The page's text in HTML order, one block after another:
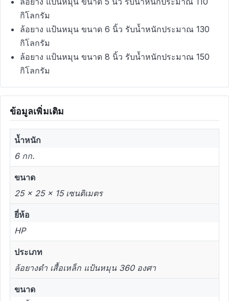
กิโลกรัม
ล้อยาง แป้นหมุน ขนาด 6 นิ้ว รับน้ำหนักประมาณ 130
กิโลกรัม
ล้อยาง แป้นหมุน ขนาด 8 นิ้ว รับน้ำหนักประมาณ 150
กิโลกรัม
ข้อมูลเพิ่มเติม
น้ำหนัก
6 กก.
ขนาด
25 × 25 × 15 เซนติเมตร
ยี่ห้อ
HP
ประเภท
ล้อยางดำ เสื้อเหล็ก แป้นหมุน 360 องศา
ขนาด